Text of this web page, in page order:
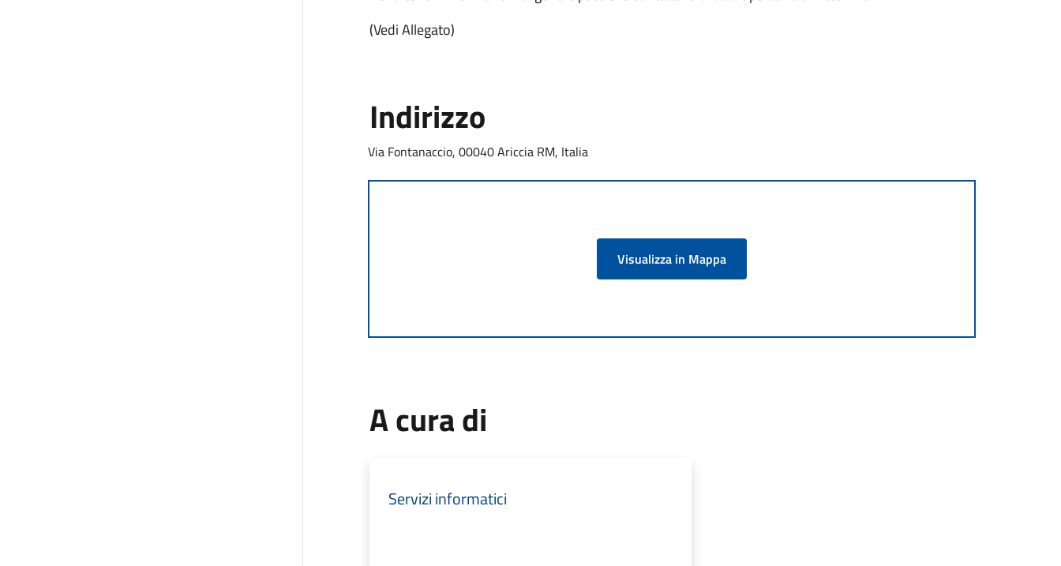
(Vedi Allegato)
Indirizzo
Via Fontanaccio, 00040 Ariccia RM, Italia
Visualizza in Mappa
A cura di
Servizi informatici